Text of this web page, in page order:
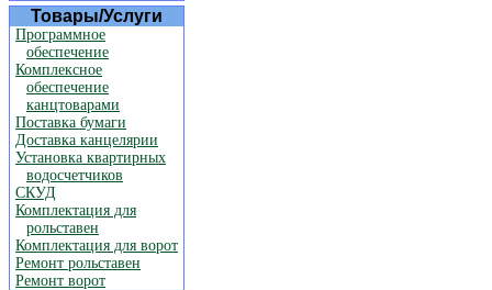
Товары/Услуги
Программное
обеспечение
Комплексное
обеспечение
канцтоварами
Поставка бумаги
Доставка канцелярии
Установка квартирных
водосчетчиков
СКУД
Комплектация для
рольставен
Комплектация для ворот
Ремонт рольставен
Ремонт ворот